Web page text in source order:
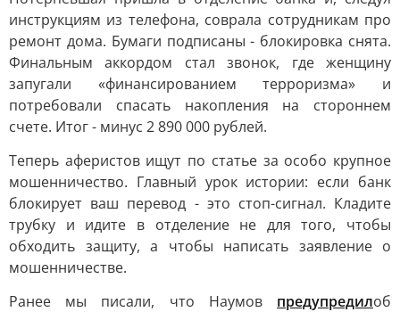
инструкциям из телефона, соврала сотрудникам про
ремонт дома. Бумаги подписаны - блокировка снята.
Финальным аккордом стал звонок, где женщину
запугали «финансированием терроризма» и
потребовали спасать накопления на стороннем
счете. Итог - минус 2 890 000 рублей.
Теперь аферистов ищут по статье за особо крупное
мошенничество. Главный урок истории: если банк
блокирует ваш перевод - это стоп-сигнал. Кладите
трубку и идите в отделение не для того, чтобы
обходить защиту, а чтобы написать заявление о
мошенничестве.
Ранее мы писали, что Наумов предупредилоб